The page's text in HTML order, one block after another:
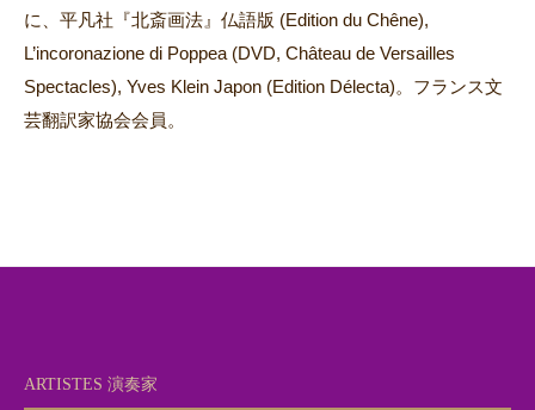
に、平凡社『北斎画法』仏語版 (Edition du Chêne),
L’incoronazione di Poppea (DVD, Château de Versailles
Spectacles), Yves Klein Japon (Edition Délecta)。フランス文
芸翻訳家協会会員。
ARTISTES 演奏家